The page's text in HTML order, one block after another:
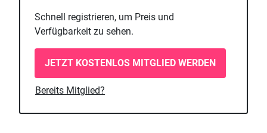
Schnell registrieren, um Preis und
Verfügbarkeit zu sehen.
JETZT KOSTENLOS MITGLIED WERDEN
Bereits Mitglied?